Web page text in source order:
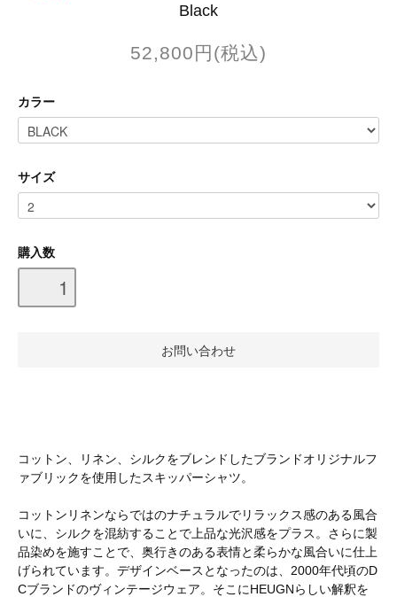
Black
52,800円(税込)
カラー
サイズ
購入数
コットン、リネン、シルクをブレンドしたブランドオリジナルフ
ァブリックを使用したスキッパーシャツ。
コットンリネンならではのナチュラルでリラックス感のある風合
いに、シルクを混紡することで上品な光沢感をプラス。さらに製
品染めを施すことで、奥行きのある表情と柔らかな風合いに仕上
げられています。デザインベースとなったのは、2000年代頃のD
Cブランドのヴィンテージウェア。そこにHEUGNらしい解釈を